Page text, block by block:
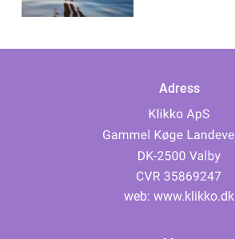
Adress
web: www.klikko.dk